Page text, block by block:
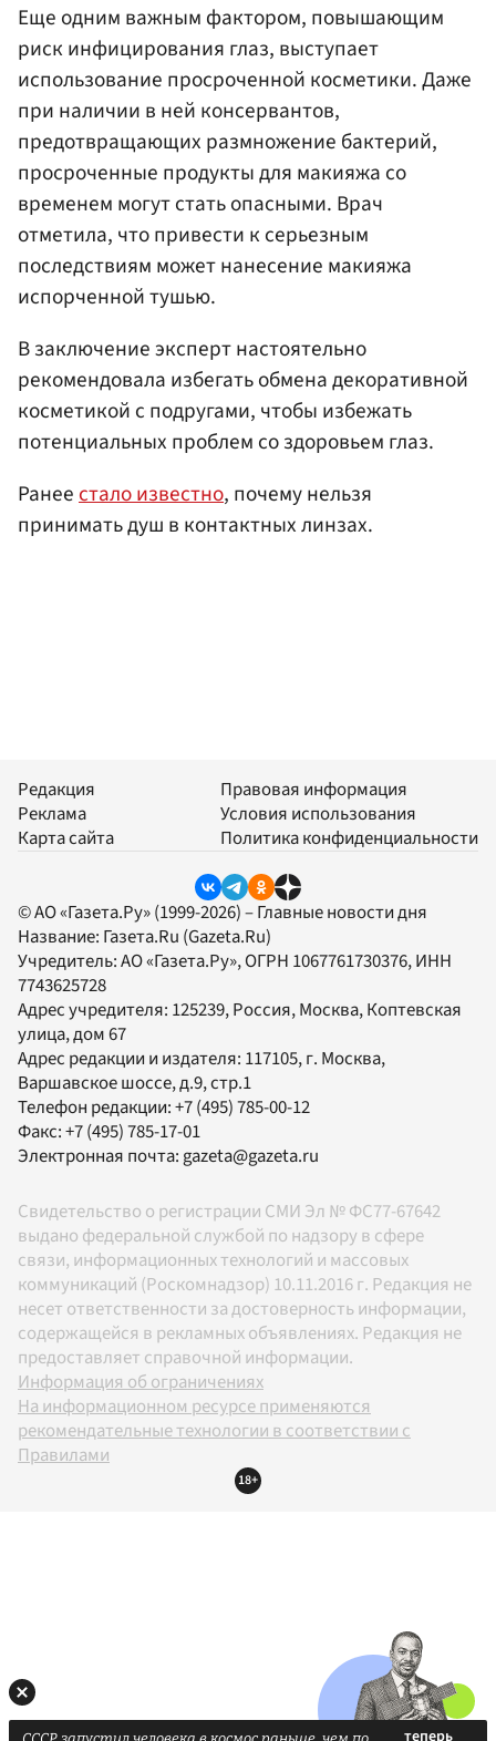
Еще одним важным фактором, повышающим
риск инфицирования глаз, выступает
использование просроченной косметики. Даже
при наличии в ней консервантов,
предотвращающих размножение бактерий,
просроченные продукты для макияжа со
временем могут стать опасными. Врач
отметила, что привести к серьезным
последствиям может нанесение макияжа
испорченной тушью.
В заключение эксперт настоятельно
рекомендовала избегать обмена декоративной
косметикой с подругами, чтобы избежать
потенциальных проблем со здоровьем глаз.
Ранеестало известно, почему нельзя
принимать душ в контактных линзах.
Редакция
Реклама
Карта сайта
Правовая информация
Условия использования
Политика конфиденциальности
© АО «Газета.Ру» (1999-2026) – Главные новости дня
Название: Газета.Ru (Gazeta.Ru)
Учредитель:АО «Газета.Ру», ОГРН 1067761730376, ИНН
7743625728
Адрес учредителя: 125239, Россия, Москва, Коптевская
улица, дом 67
Адрес редакции и издателя: 117105, г. Москва,
Варшавское шоссе, д.9, стр.1
Телефон редакции:+7 (495) 785-00-12
Факс:+7 (495) 785-17-01
Электронная почта: gazeta@gazeta.ru
Свидетельство о регистрации СМИ Эл № ФС77-67642
выдано федеральной службой по надзору в сфере
связи, информационных технологий и массовых
коммуникаций (Роскомнадзор) 10.11.2016 г. Редакция не
несет ответственности за достоверность информации,
содержащейся в рекламных объявлениях. Редакция не
предоставляет справочной информации.
Информация об ограничениях
На информационном ресурсе применяются
рекомендательные технологии в соответствии с
Правилами
18+